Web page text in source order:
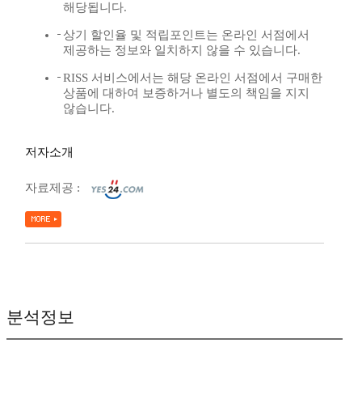
해당됩니다.
상기 할인율 및 적립포인트는 온라인 서점에서
제공하는 정보와 일치하지 않을 수 있습니다.
RISS 서비스에서는 해당 온라인 서점에서 구매한
상품에 대하여 보증하거나 별도의 책임을 지지
않습니다.
저자소개
자료제공 :
분석정보